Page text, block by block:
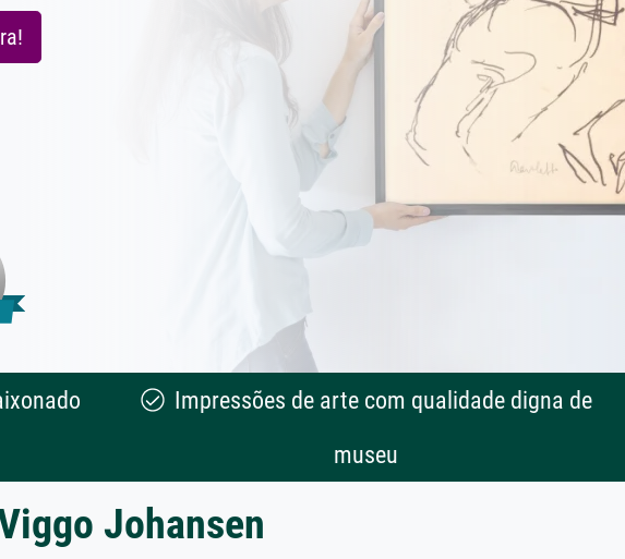
Impressões de arte com qualidade digna de
museu
Johansen